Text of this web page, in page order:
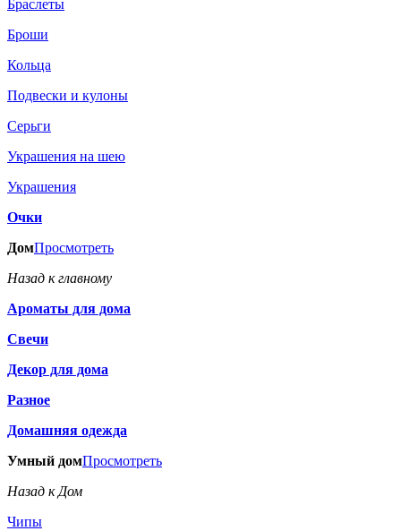
Браслеты
Броши
Кольца
Подвески и кулоны
Серьги
Украшения на шею
Украшения
Очки
ДомПросмотреть
Назад к главному
Ароматы для дома
Свечи
Декор для дома
Разное
Домашняя одежда
Умный домПросмотреть
Назад к Дом
Чипы